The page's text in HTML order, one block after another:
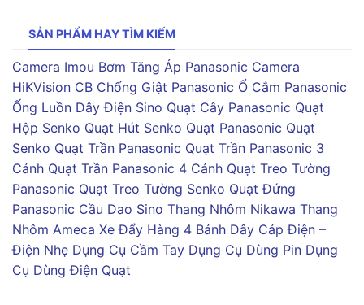
SẢN PHẨM HAY TÌM KIẾM
Camera Imou Bơm Tăng Áp Panasonic Camera
HiKVision CB Chống Giật Panasonic Ổ Cắm Panasonic
Ống Luồn Dây Điện Sino Quạt Cây Panasonic Quạt
Hộp Senko Quạt Hút Senko Quạt Panasonic Quạt
Senko Quạt Trần Panasonic Quạt Trần Panasonic 3
Cánh Quạt Trần Panasonic 4 Cánh Quạt Treo Tường
Panasonic Quạt Treo Tường Senko Quạt Đứng
Panasonic Cầu Dao Sino Thang Nhôm Nikawa Thang
Nhôm Ameca Xe Đẩy Hàng 4 Bánh Dây Cáp Điện –
Điện Nhẹ Dụng Cụ Cầm Tay Dụng Cụ Dùng Pin Dụng
Cụ Dùng Điện Quạt